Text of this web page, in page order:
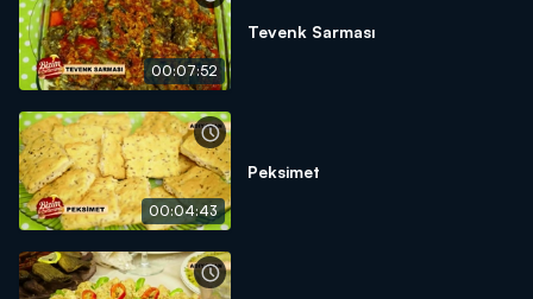
00:07:52
Tevenk Sarması
00:04:43
Peksimet